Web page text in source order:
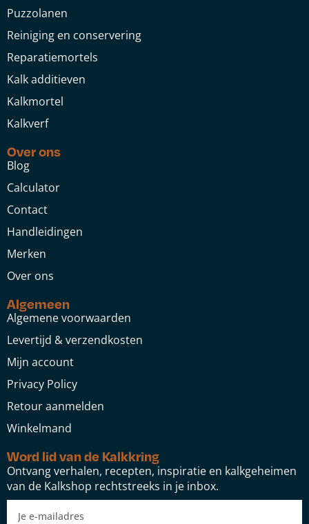
Puzzolanen
Reiniging en conservering
Reparatiemortels
Kalk additieven
Kalkmortel
Kalkverf
Over ons
Blog
Calculator
Contact
Handleidingen
Merken
Over ons
Algemeen
Algemene voorwaarden
Levertijd & verzendkosten
Mijn account
Privacy Policy
Retour aanmelden
Winkelmand
Word lid van de Kalkkring
Ontvang verhalen, recepten, inspiratie en kalkgeheimen
van de Kalkshop rechtstreeks in je inbox.